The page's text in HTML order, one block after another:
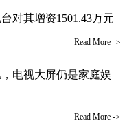
对其增资1501.43万元
Read More ->
电视大屏仍是家庭娱
Read More ->